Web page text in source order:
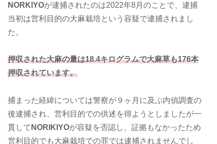
NORKIYOが逮捕されたのは2022年8月のことで、逮捕
当初は営利目的の大麻栽培という容疑で逮捕されまし
た。
押収された大麻の量は18.4キログラムで大麻草も176本
押収されています。
捕まった経緯については警察が９ヶ月に及ぶ内偵調査の
後逮捕され、営利目的での供述を得ようとしましたが一
貫して NORIKIYOが容疑を否認し、証拠もなかったため
営利目的でも大麻栽培での罪では逮捕されませんでし